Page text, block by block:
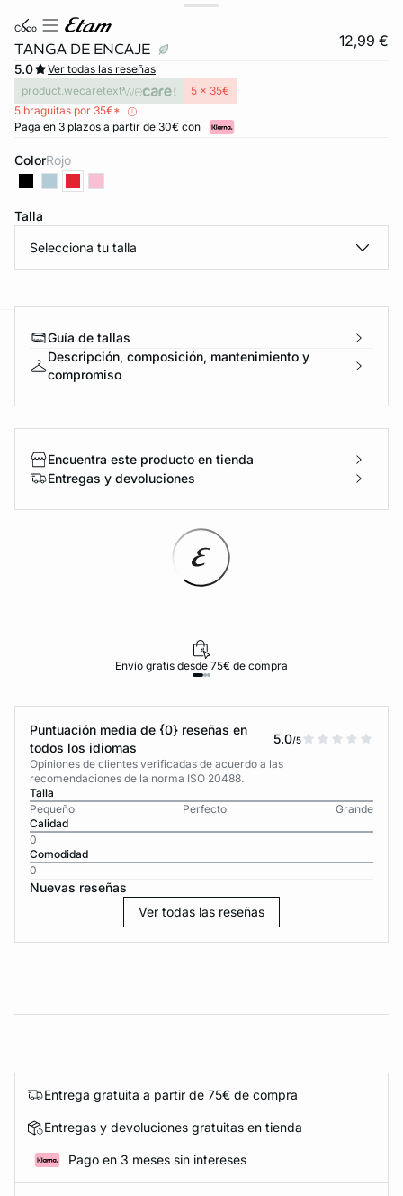
coco
TANGA DE ENCAJE 12,99 €
5.0
Ver todas las reseñas
product.wecaretext
5 x 35€
5 braguitas por 35€*
Paga en 3 plazos a partir de 30€ con
Color rojo
Talla
Selecciona tu talla
Guía de tallas
Descripción, composición, mantenimiento y
compromiso
Encuentra este producto en tienda
Entregas y devoluciones
Envío gratis desde 75€ de compra
Puntuación media de {0} reseñas en
todos los idiomas
5.0/5
Opiniones de clientes verificadas de acuerdo a las
recomendaciones de la norma ISO 20488.
Talla
Pequeño
Perfecto
Grande
Calidad
0
Comodidad
0
Nuevas reseñas
Ver todas las reseñas
Entrega gratuita a partir de 75€ de compra
Entregas y devoluciones gratuitas en tienda
Pago en 3 meses sin intereses